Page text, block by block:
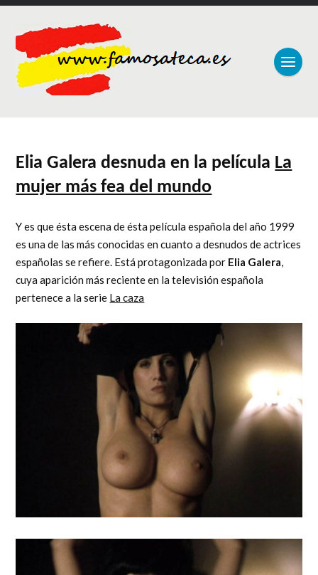
Elia Galera desnuda en la película La
mujer más fea del mundo
Y es que ésta escena de ésta película española del año 1999
es una de las más conocidas en cuanto a desnudos de actrices
españolas se refiere. Está protagonizada por Elia Galera,
cuya aparición más reciente en la televisión española
pertenece a la serie La caza